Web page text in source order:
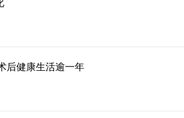
后健康生活逾一年